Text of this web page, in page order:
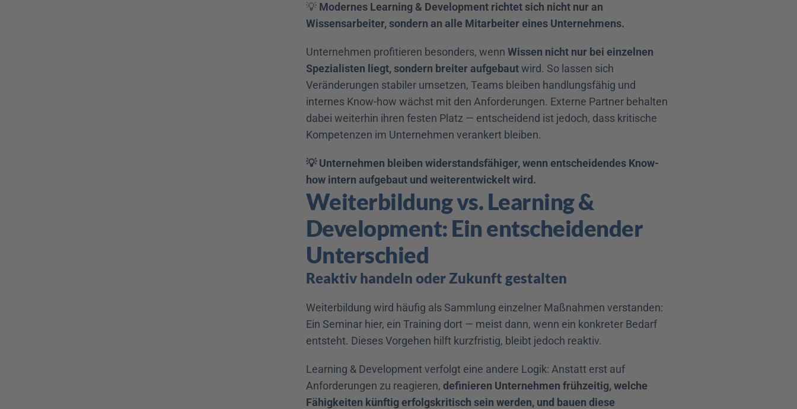
💡 Modernes Learning & Development richtet sich nicht nur an
Wissensarbeiter, sondern an alle Mitarbeiter eines Unternehmens.
Unternehmen profitieren besonders, wenn Wissen nicht nur bei einzelnen
Spezialisten liegt, sondern breiter aufgebaut wird. So lassen sich
Veränderungen stabiler umsetzen, Teams bleiben handlungsfähig und
internes Know-how wächst mit den Anforderungen. Externe Partner behalten
dabei weiterhin ihren festen Platz — entscheidend ist jedoch, dass kritische
Kompetenzen im Unternehmen verankert bleiben.
💡 Unternehmen bleiben widerstandsfähiger, wenn entscheidendes Know-
how intern aufgebaut und weiterentwickelt wird.
Weiterbildung vs. Learning &
Development: Ein entscheidender
Unterschied
Reaktiv handeln oder Zukunft gestalten
Weiterbildung wird häufig als Sammlung einzelner Maßnahmen verstanden:
Ein Seminar hier, ein Training dort — meist dann, wenn ein konkreter Bedarf
entsteht. Dieses Vorgehen hilft kurzfristig, bleibt jedoch reaktiv.
Learning & Development verfolgt eine andere Logik: Anstatt erst auf
Anforderungen zu reagieren, definieren Unternehmen frühzeitig, welche
Fähigkeiten künftig erfolgskritisch sein werden, und bauen diese